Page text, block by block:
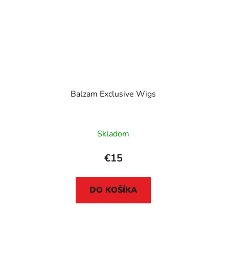
Balzam Exclusive Wigs
Skladom
€15
DO KOŠÍKA